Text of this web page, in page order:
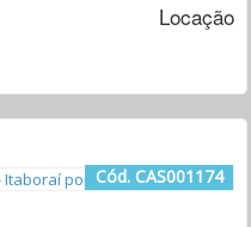
Locação
Cód. CAS001174